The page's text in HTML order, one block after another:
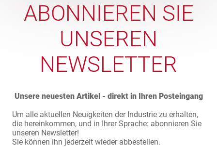
ABONNIEREN SIE
UNSEREN
NEWSLETTER
Unsere neuesten Artikel - direkt in Ihren Posteingang
Um alle aktuellen Neuigkeiten der Industrie zu erhalten,
die hereinkommen, und in Ihrer Sprache: abonnieren Sie
unseren Newsletter!
Sie können ihn jederzeit wieder abbestellen.